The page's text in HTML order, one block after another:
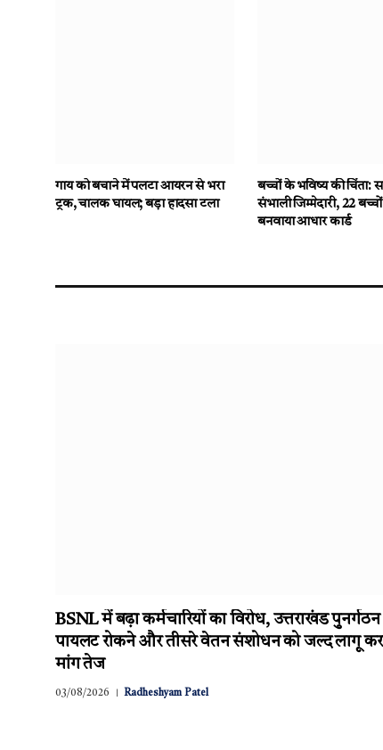
गाय को बचाने में पलटा आयरन से भरा
ट्रक, चालक घायल; बड़ा हादसा टला
बच्चों के भविष्य की चिंता:
संभाली जिम्मेदारी, 22
बनवाया आधार कार्ड
BSNL में बढ़ा कर्मचारियों का विरोध, उत्तराखंड पुनर्गठन
पायलट रोकने और तीसरे वेतन संशोधन को जल्द लागू
मांग तेज
03/08/2026 Radheshyam Patel